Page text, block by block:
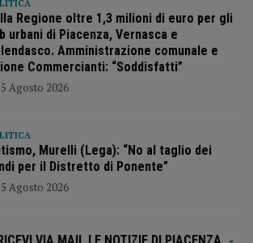
Regione oltre 1,3 milioni di euro per gli
urbani di Piacenza, Vernasca e
Amministrazione comunale e
Commercianti: “Soddisfatti”
5 Agosto 2026
Murelli (Lega): “No al taglio dei
per il Distretto di Ponente”
5 Agosto 2026